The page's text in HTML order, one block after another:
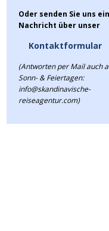
Oder senden Sie uns
Nachricht über unser
Kontaktformular
(Antworten per Mail auch
Sonn- & Feiertagen:
info@skandinavische-
reiseagentur.com)